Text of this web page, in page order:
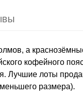
а
кофейного
Лучшие лоты
размера).